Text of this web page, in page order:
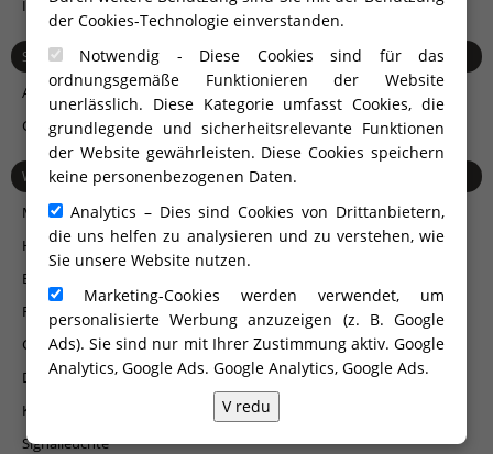
der Cookies-Technologie einverstanden.
Notwendig - Diese Cookies sind für das
ordnungsgemäße Funktionieren der Website
unerlässlich. Diese Kategorie umfasst Cookies, die
grundlegende und sicherheitsrelevante Funktionen
der Website gewährleisten. Diese Cookies speichern
keine personenbezogenen Daten.
Analytics – Dies sind Cookies von Drittanbietern,
die uns helfen zu analysieren und zu verstehen, wie
Sie unsere Website nutzen.
Marketing-Cookies werden verwendet, um
personalisierte Werbung anzuzeigen (z. B. Google
Ads). Sie sind nur mit Ihrer Zustimmung aktiv. Google
Analytics, Google Ads. Google Analytics, Google Ads.
V redu
I-LINE
SUCHE NACH MATERIAL
Aluminium
Glas
WEITERES ZUBEHÖR
Mehrzwecksäule
Hochwertige Torantriebe
Briefkästen
Rücksprechanlagen und Videorücksprechanlagen Urmet
Gegensprechanlagen und Encoder mit GSM-Technologie
Decoder, Kanaltaste, Kanalschlüssel, Radarreceiver ...
Klinken und Griffe
Signalleuchte